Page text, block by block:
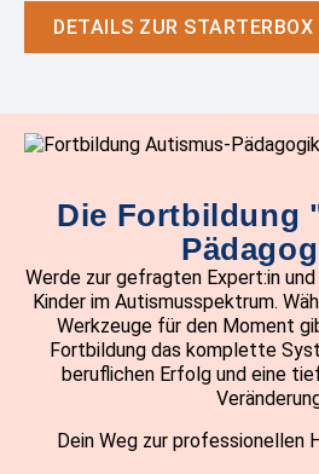
DETAILS ZUR STARTERBOX
Die Fortbildung
Werde zur gefragten Expert:in
Kinder im Autismusspektrum.
Werkzeuge für den Moment
Fortbildung das komplette
beruflichen Erfolg und eine
Dein Weg zur professionellen